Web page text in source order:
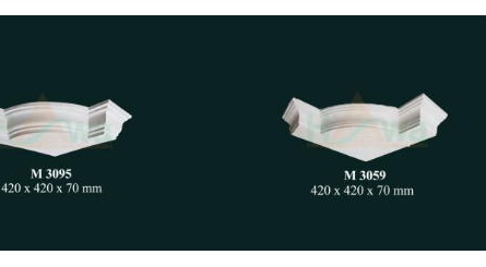
CT CP DỊCH HỒNG HAWA
THỰC HIỆN TẠI PENHOUSE
BẮC NINH
CÔNG TY DỊCH
THIẾT KẾ VÀ THI
PHONG CÁCH
THẤT PHÁP